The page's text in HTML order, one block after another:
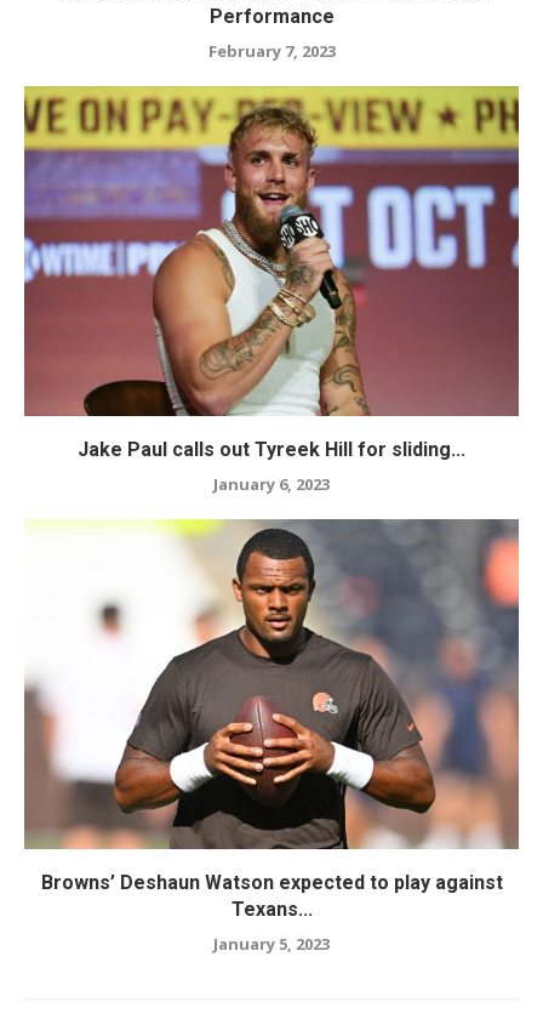
Performance
February 7, 2023
Jake Paul calls out Tyreek Hill for sliding...
January 6, 2023
Browns’ Deshaun Watson expected to play against
Texans...
January 5, 2023